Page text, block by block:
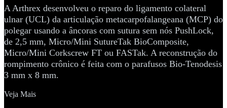
A Arthrex desenvolveu o reparo do ligamento colateral
ulnar (UCL) da articulação metacarpofalangeana (MCP) do
polegar usando a âncoras com sutura sem nós PushLock,
de 2,5 mm, Micro/Mini SutureTak BioComposite,
Micro/Mini Corkscrew FT ou FASTak. A reconstrução do
rompimento crônico é feita com o parafusos Bio-Tenodesis
3 mm x 8 mm.
Veja Mais